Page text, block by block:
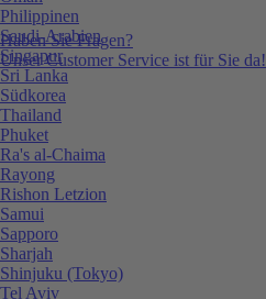
Haben Sie Fragen?
Unser Customer Service ist für Sie da!
Philippinen
Saudi-Arabien
Singapur
Sri Lanka
Südkorea
Thailand
Phuket
Ra's al-Chaima
Rayong
Rishon Letzion
Samui
Sapporo
Sharjah
Shinjuku (Tokyo)
Tel Aviv